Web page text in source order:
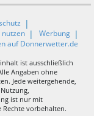
Werbung
auf Donnerwetter.de
ist ausschließlich
Angaben ohne
Jede weitergehende,
ist nur mit
vorbehalten.